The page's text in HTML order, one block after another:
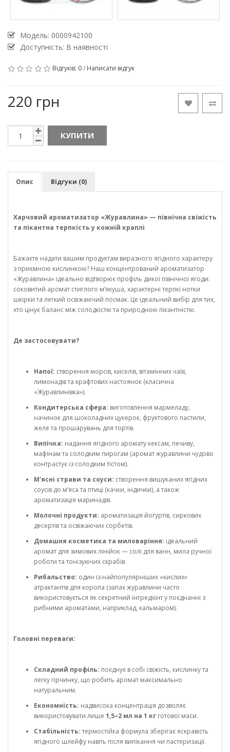
Модель: 0000942100
Доступність: В наявності
Відгуків: 0/ Написати відгук
220 грн
КУПИТИ
Опис Відгуки (0)
Харчовий ароматизатор «Журавлина» — північна свіжість
та пікантна терпкість у кожній краплі
Бажаєте надати вашим продуктам виразного ягідного характеру
з приємною кислинкою? Наш концентрований ароматизатор
«Журавлина» ідеально відтворює профіль дикої північної ягоди:
соковитий аромат стиглого м’якуша, характерні терпкі нотки
шкірки та легкий освіжаючий посмак. Це ідеальний вибір для тих,
хто цінує баланс між солодкістю та природною пікантністю.
Де застосовувати?
Напої: створення морсів, киселів, вітамінних чаїв,
лимонадів та крафтових настоянок (класична
«Журавлинівка»).
Кондитерська сфера: виготовлення мармеладу,
начинок для шоколадних цукерок, фруктового пастили,
желе та прошарувань для тортів.
Випічка: надання ягідного аромату кексам, печиву,
мафінам та солодким пирогам (аромат журавлини чудово
контрастує із солодким тістом).
М'ясні страви та соуси: створення вишуканих ягідних
соусів до м’яса та птиці (качки, індички), а також
ароматизація маринадів.
Молочні продукти: ароматизація йогуртів, сиркових
десертів та освіжаючих сорбетів.
Домашня косметика та миловаріння: ідеальний
аромат для зимових лінійок — солі для ванн, мила ручної
роботи та тонізуючих скрабів.
Рибальство: один із найпопулярніших «кислих»
атрактантів для коропа (запах журавлини часто
використовується як секретний інгредієнт у поєднанні з
рибними ароматами, наприклад, кальмаром).
Головні переваги:
Складний профіль: поєднує в собі свіжість, кислинку та
легку гірчинку, що робить аромат максимально
натуральним.
Економність: надвисока концентрація дозволяє
використовувати лише 1,5–2 мл на 1 кг готової маси.
Стабільність:термостійка формула зберігає яскравість
ягідного шлейфу навіть після випікання чи пастеризації.